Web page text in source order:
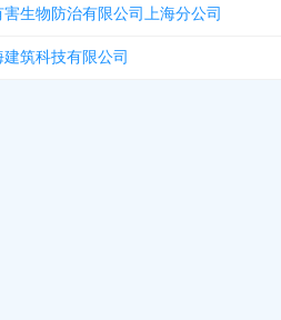
生物防治有限公司上海分公司
筑科技有限公司